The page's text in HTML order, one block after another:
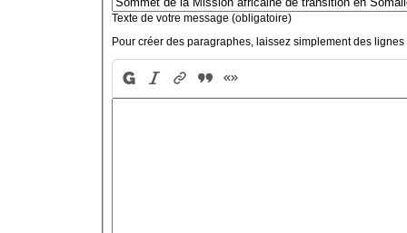
Texte de votre message (obligatoire)
Pour créer des paragraphes, laissez simplement des lignes